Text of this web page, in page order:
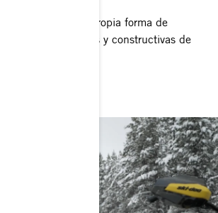
persona tiene su propia forma de
maneras positivas y constructivas de